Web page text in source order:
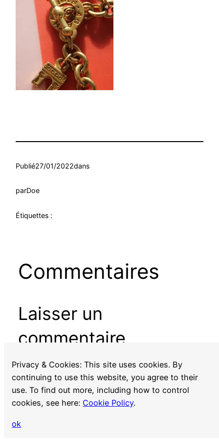
Publié27/01/2022dans
parDoe
Étiquettes :
Commentaires
Laisser un
commentaire
Vous devezvous connecterpour publier un
commentaire.
Privacy & Cookies: This site uses cookies. By
continuing to use this website, you agree to their
use. To find out more, including how to control
cookies, see here: Cookie Policy.
ok